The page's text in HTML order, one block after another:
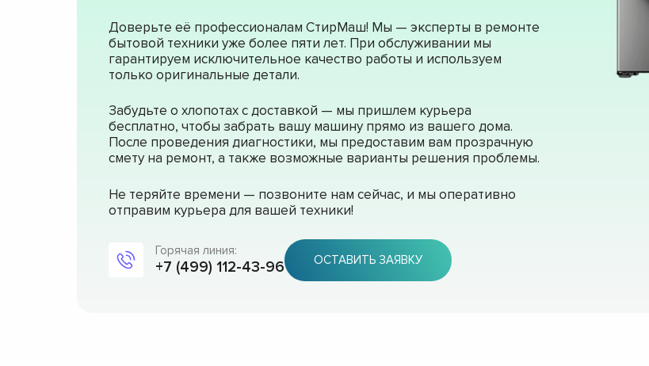
Доверьте её профессионалам СтирМаш! Мы — эксперты в ремонте
бытовой техники уже более пяти лет. При обслуживании мы
гарантируем исключительное качество работы и используем
только оригинальные детали.
Забудьте о хлопотах с доставкой — мы пришлем курьера
бесплатно, чтобы забрать вашу машину прямо из вашего дома.
После проведения диагностики, мы предоставим вам прозрачную
смету на ремонт, а также возможные варианты решения проблемы.
Не теряйте времени — позвоните нам сейчас, и мы оперативно
отправим курьера для вашей техники!
Горячая линия:
+7 (499) 112-43-96 ОСТАВИТЬ ЗАЯВКУ